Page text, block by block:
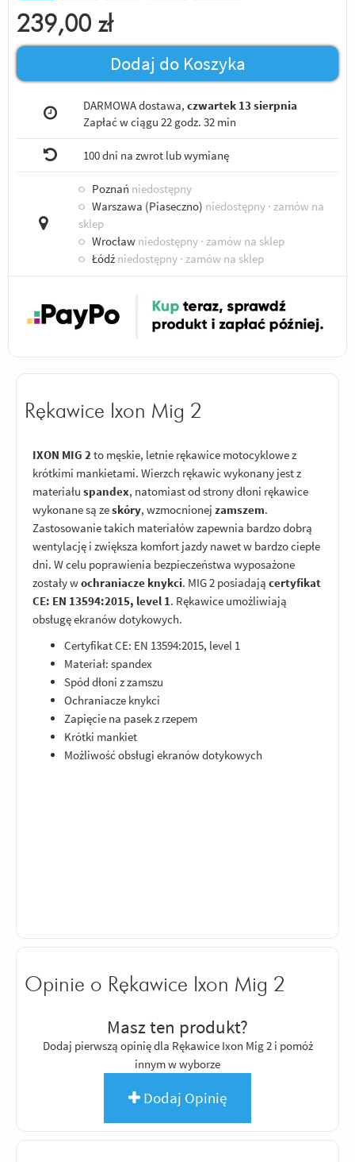
239,00 zł
Dodaj do Koszyka
DARMOWA dostawa,czwartek 13 sierpnia
Zapłać w ciągu22 godz. 32 min
100 dni na zwrot lub wymianę
○ Poznań niedostępny
○ Warszawa (Piaseczno) niedostępny · zamów na
sklep
○ Wrocław niedostępny · zamów na sklep
○ Łódź niedostępny · zamów na sklep
Rękawice Ixon Mig 2
IXON MIG 2to męskie, letnie rękawice motocyklowe z
krótkimi mankietami. Wierzch rękawic wykonany jest z
materiału spandex, natomiast od strony dłoni rękawice
wykonane są zeskóry, wzmocnionej zamszem.
Zastosowanie takich materiałów zapewnia bardzo dobrą
wentylację i zwiększa komfort jazdy nawet w bardzo ciepłe
dni. W celu poprawienia bezpieczeństwa wyposażone
zostały wochraniacze knykci. MIG 2 posiadają certyfikat
CE: EN 13594:2015, level 1. Rękawice umożliwiają
obsługę ekranów dotykowych.
Certyfikat CE: EN 13594:2015, level 1
Materiał: spandex
Spód dłoni z zamszu
Ochraniacze knykci
Zapięcie na pasek z rzepem
Krótki mankiet
Możliwość obsługi ekranów dotykowych
Opinie o Rękawice Ixon Mig 2
Masz ten produkt?
Dodaj pierwszą opinię dla Rękawice Ixon Mig 2 i pomóż
innym w wyborze
Dodaj Opinię